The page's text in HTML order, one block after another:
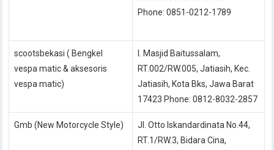
Phone: 0851-0212-1789
scootsbekasi ( Bengkel
vespa matic & aksesoris
vespa matic)
l. Masjid Baitussalam,
RT.002/RW.005, Jatiasih, Kec.
Jatiasih, Kota Bks, Jawa Barat
17423 Phone: 0812-8032-2857
Gmb (New Motorcycle Style)
Jl. Otto Iskandardinata No.44,
RT.1/RW.3, Bidara Cina,